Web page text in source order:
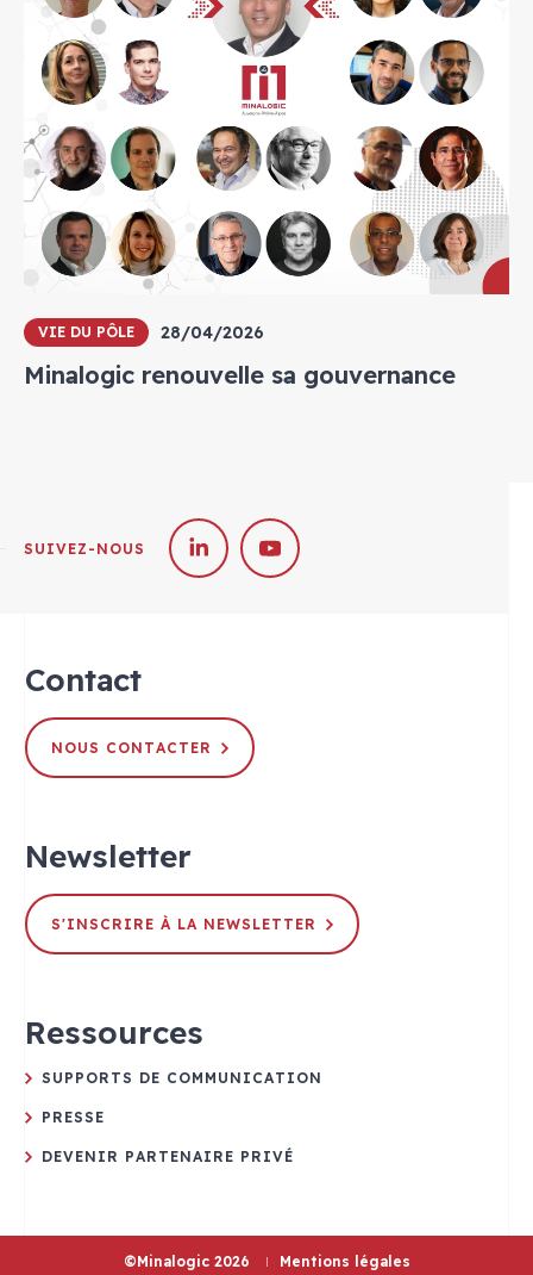
VIE DU PÔLE 28/04/2026
Minalogic renouvelle sa gouvernance
SUIVEZ-NOUS
Contact
NOUS CONTACTER
Newsletter
S'INSCRIRE À LA NEWSLETTER
Ressources
SUPPORTS DE COMMUNICATION
PRESSE
DEVENIR PARTENAIRE PRIVÉ
©Minalogic 2026 Mentions légales